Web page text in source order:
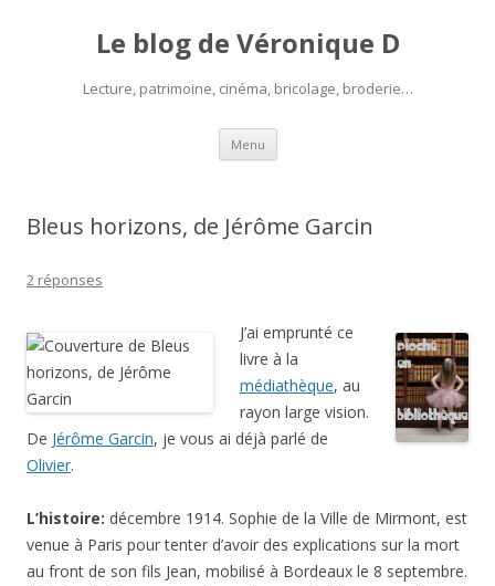
Le blog de Véronique D
Lecture, patrimoine, cinéma, bricolage, broderie…
Menu Aller
contenu
Bleus horizons, de Jérôme Garcin
2 réponses
J’ai emprunté ce
livre à la
médiathèque, au
rayon large vision.
De Jérôme Garcin, je vous ai déjà parlé de
Olivier.
L’histoire: décembre 1914. Sophie de la Ville de Mirmont, est
venue à Paris pour tenter d’avoir des explications sur la mort
au front de son fils Jean, mobilisé à Bordeaux le 8 septembre.